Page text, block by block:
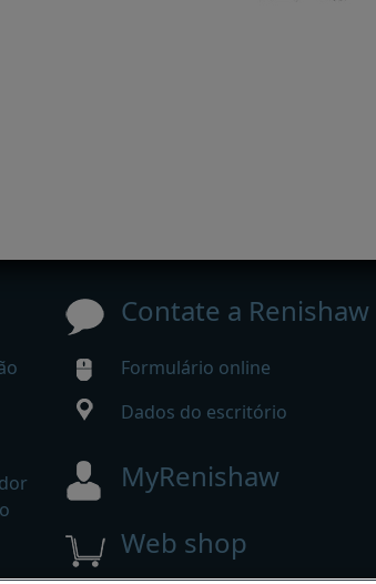
Contate a Renishaw
Formulário online
Dados do escritório
MyRenishaw
Web shop